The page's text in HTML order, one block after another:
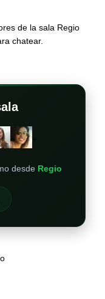
de la sala Regio
chatear.
desde Regio